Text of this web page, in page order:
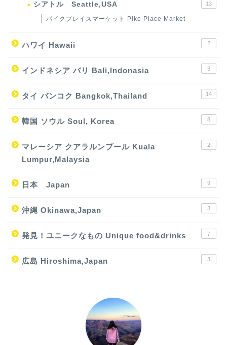
シアトル Seattle,USA 13
パイクプレイスマーケット Pike Place Market
ハワイ Hawaii 2
インドネシア バリ Bali,Indonasia 3
タイ バンコク Bangkok,Thailand 14
韓国 ソウル Soul, Korea 8
マレーシア クアラルンプール Kuala
Lumpur,Malaysia
2
日本 Japan 9
沖縄 Okinawa,Japan 3
発見！ユニークなもの Unique food&drinks 7
広島 Hiroshima,Japan 3